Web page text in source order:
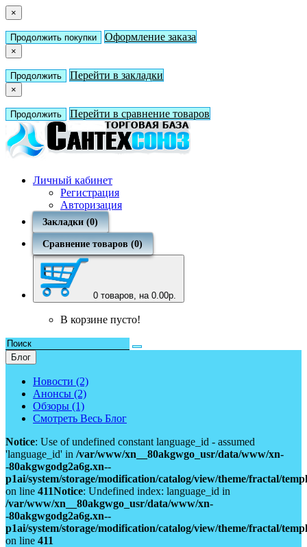
×
Продолжить покупки Оформление заказа
×
Продолжить Перейти в закладки
×
Продолжить Перейти в сравнение товаров
Личный кабинет
Регистрация
Авторизация
Закладки (0)
Сравнение товаров (0)
0 товаров, на 0.00р.
В корзине пусто!
Блог
Новости (2)
Анонсы (2)
Обзоры (1)
Смотреть Весь Блог
Notice: Use of undefined constant language_id - assumed
'language_id' in /var/www/xn__80akgwgo_usr/data/www/xn-
-80akgwgodg2a6g.xn--
p1ai/system/storage/modification/catalog/view/theme/fractal/
on line 411Notice: Undefined index: language_id in
/var/www/xn__80akgwgo_usr/data/www/xn-
-80akgwgodg2a6g.xn--
p1ai/system/storage/modification/catalog/view/theme/fractal/
on line 411